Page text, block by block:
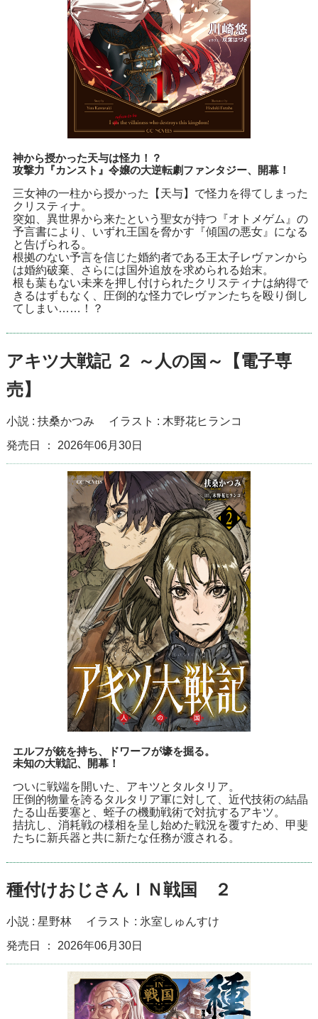
神から授かった天与は怪力！？
攻撃力『カンスト』令嬢の大逆転劇ファンタジー、開幕！
三女神の一柱から授かった【天与】で怪力を得てしまった
クリスティナ。
突如、異世界から来たという聖女が持つ『オトメゲム』の
予言書により、いずれ王国を脅かす『傾国の悪女』になる
と告げられる。
根拠のない予言を信じた婚約者である王太子レヴァンから
は婚約破棄、さらには国外追放を求められる始末。
根も葉もない未来を押し付けられたクリスティナは納得で
きるはずもなく、圧倒的な怪力でレヴァンたちを殴り倒し
てしまい……！？
アキツ大戦記 ２ ～人の国～【電子専
売】
小説 : 扶桑かつみ イラスト : 木野花ヒランコ
発売日 ： 2026年06月30日
エルフが銃を持ち、ドワーフが壕を掘る。
未知の大戦記、開幕！
ついに戦端を開いた、アキツとタルタリア。
圧倒的物量を誇るタルタリア軍に対して、近代技術の結晶
たる山岳要塞と、蛭子の機動戦術で対抗するアキツ。
拮抗し、消耗戦の様相を呈し始めた戦況を覆すため、甲斐
たちに新兵器と共に新たな任務が渡される。
種付けおじさんＩＮ戦国 ２
小説 : 星野林 イラスト : 氷室しゅんすけ
発売日 ： 2026年06月30日